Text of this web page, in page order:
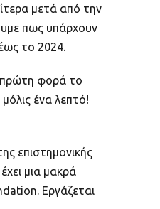
μετά από την
πως υπάρχουν
το 2024.
πρώτη φορά το
ένα λεπτό!
επιστημονικής
μια μακρά
Εργάζεται